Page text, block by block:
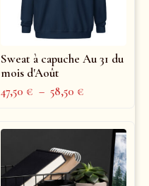
Sweat à capuche Au 31 du
mois d'Août
47,50€ – 58,50€